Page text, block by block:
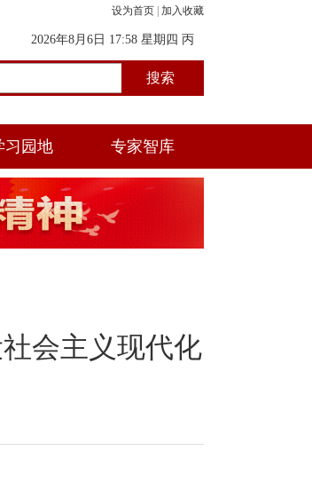
设为首页 加入收藏
2026年8月6日 17:58 星期四 丙
午年(马) 五月初一 酉时
习园地 专家智库
会主义现代化